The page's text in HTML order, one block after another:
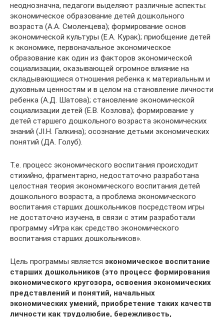
неоднозначна, педагоги выделяют различные аспекты:
экономическое образование детей дошкольного
возраста (A.A. Смоленцева); формирование основ
экономической культуры (Е.А. Курак); приобщение детей
к экономике, первоначальное экономическое
образование как один из факторов экономической
социализации, оказывающей огромное влияние на
складывающиеся отношения ребенка к материальным и
духовным ценностям и в целом на становление личности
ребенка (А.Д. Шатова); становление экономической
социализации детей (Е.В. Козлова); формирование у
детей старшего дошкольного возраста экономических
знаний (JI.H. Галкина); осознание детьми экономических
понятий (ДА. Голуб).
Т.е. процесс экономического воспитания происходит
стихийно, фрагментарно, недостаточно разработана
целостная теория экономического воспитания детей
дошкольного возраста, а проблема экономического
воспитания старших дошкольников посредством игры
не достаточно изучена, в связи с этим разработали
программу «Игра как средство экономического
воспитания старших дошкольников».
Цель программы является экономическое воспитание
старших дошкольников (это процесс формирования
экономического кругозора, освоения экономических
представлений и понятий, начальных
экономических умений, приобретение таких качеств
личности как трудолюбие, бережливость,